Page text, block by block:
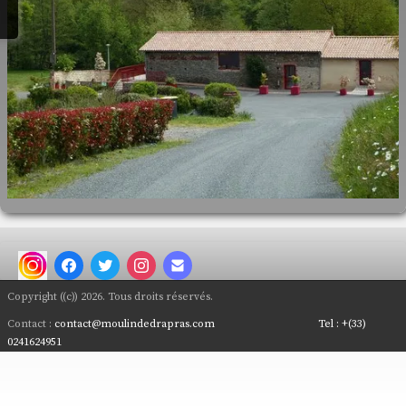
Nous Contacter
Plan d'Accès
Que faire en Anjou..
Salles de Réception
Copyright ((c)) 2026. Tous droits réservés.
Contact : contact@moulindedrapras.com Tel : +(33)
0241624951